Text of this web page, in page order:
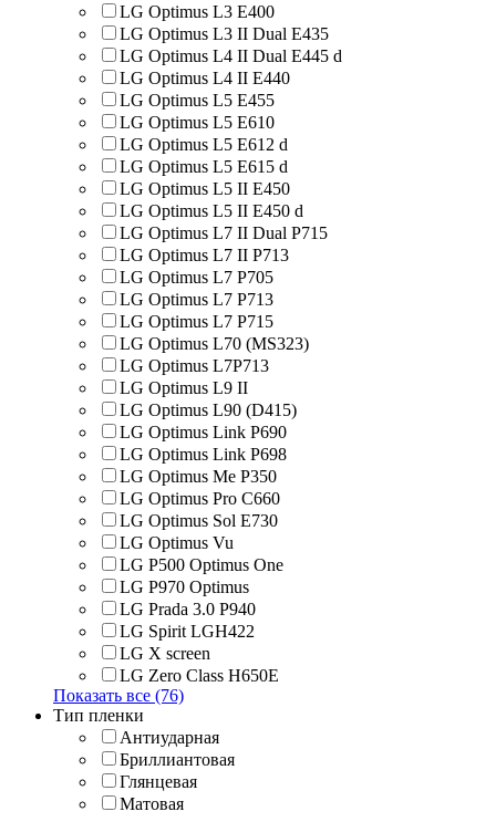
LG Optimus L3 E400
LG Optimus L3 II Dual E435
LG Optimus L4 II Dual E445 d
LG Optimus L4 II E440
LG Optimus L5 E455
LG Optimus L5 E610
LG Optimus L5 E612 d
LG Optimus L5 E615 d
LG Optimus L5 II E450
LG Optimus L5 II E450 d
LG Optimus L7 II Dual P715
LG Optimus L7 II P713
LG Optimus L7 P705
LG Optimus L7 P713
LG Optimus L7 P715
LG Optimus L70 (MS323)
LG Optimus L7P713
LG Optimus L9 II
LG Optimus L90 (D415)
LG Optimus Link P690
LG Optimus Link P698
LG Optimus Me P350
LG Optimus Pro C660
LG Optimus Sol E730
LG Optimus Vu
LG P500 Optimus One
LG P970 Optimus
LG Prada 3.0 P940
LG Spirit LGH422
LG X screen
LG Zero Class H650E
Показать все (76)
Тип пленки
Антиударная
Бриллиантовая
Глянцевая
Матовая